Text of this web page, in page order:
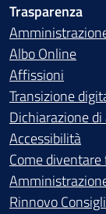
Trasparenza
Albo Online
Affissioni
Transizione
Dichiarazione
Accessibilità
Come
Rinnovo